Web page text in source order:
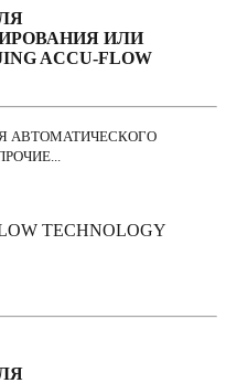
ИЛИ
ACCU-FLOW
АВТОМАТИЧЕСКОГО
TECHNOLOGY